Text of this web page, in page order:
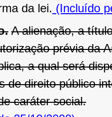
da lei. (Incluído
A alienação, a
prévia da
a qual será
de direito público
caráter social.